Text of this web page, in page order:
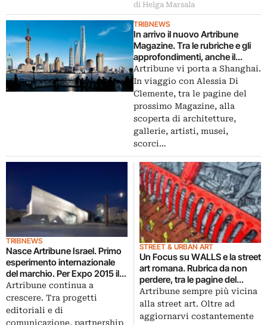
di Helga Marsala
TRIBNEWS
In arrivo il nuovo Artribune
Magazine. Tra le rubriche e gli
approfondimenti, anche il
nostro Reportage: stavolta si
vola fino a Shanghai…
Artribune vi porta a Shanghai.
In viaggio con Alessia Di
Clemente, tra le pagine del
prossimo Magazine, alla
scoperta di architetture,
gallerie, artisti, musei,
scorci…
TRIBNEWS
Nasce Artribune Israel. Primo
esperimento internazionale
del marchio. Per Expo 2015 il
lancio del numero zero: tutto
sulla scena artistica e culturale
israeliana
Artribune continua a
crescere. Tra progetti
editoriali e di
comunicazione, partnership
STREET & URBAN ART
Un Focus su WALLS e la street
art romana. Rubrica da non
perdere, tra le pagine del
prossimo Artribune Magazine.
Murales spettacolari,
partecipati, legalizzati
Artribune sempre più vicina
alla street art. Oltre ad
aggiornarvi costantemente